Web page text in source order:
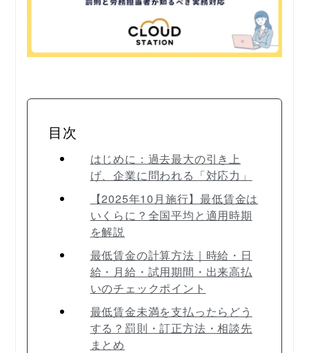
k
目次
はじめに：過去最大の引き上
げ、企業に問われる「対応力」
【2025年10月施行】最低賃金は
いくらに？全国平均と適用時期
を解説
最低賃金の計算方法｜時給・日
給・月給・試用期間・出来高払
いのチェックポイント
最低賃金未満を支払ったらどう
する？罰則・訂正方法・相談先
まとめ